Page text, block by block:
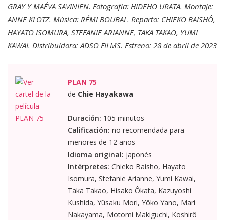
GRAY Y MAÉVA SAVINIEN. Fotografía: HIDEHO URATA. Montaje:
ANNE KLOTZ. Música: RÉMI BOUBAL. Reparto: CHIEKO BAISHÔ,
HAYATO ISOMURA, STEFANIE ARIANNE, TAKA TAKAO, YUMI
KAWAI. Distribuidora: ADSO FILMS. Estreno: 28 de abril de 2023
PLAN 75
de Chie Hayakawa
Duración: 105 minutos
Calificación: no recomendada para
menores de 12 años
Idioma original: japonés
Intérpretes: Chieko Baisho, Hayato
Isomura, Stefanie Arianne, Yumi Kawai,
Taka Takao, Hisako Ôkata, Kazuyoshi
Kushida, Yûsaku Mori, Yôko Yano, Mari
Nakayama, Motomi Makiguchi, Koshirô